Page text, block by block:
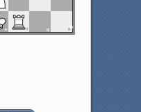
e f g h